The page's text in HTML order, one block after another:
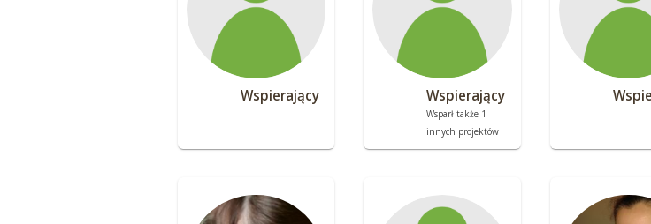
Wspierający Wspierający
Wsparł także 1
innych projektów